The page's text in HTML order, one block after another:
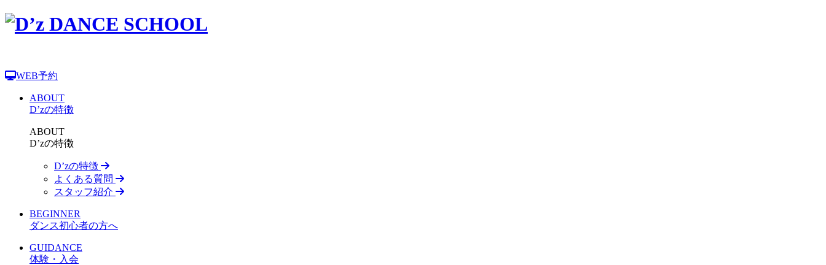
WEB予約
ABOUT
D’zの特徴
ABOUT
D’zの特徴
D’zの特徴
よくある質問
スタッフ紹介
BEGINNER
ダンス初心者の方へ
GUIDANCE
体験・入会